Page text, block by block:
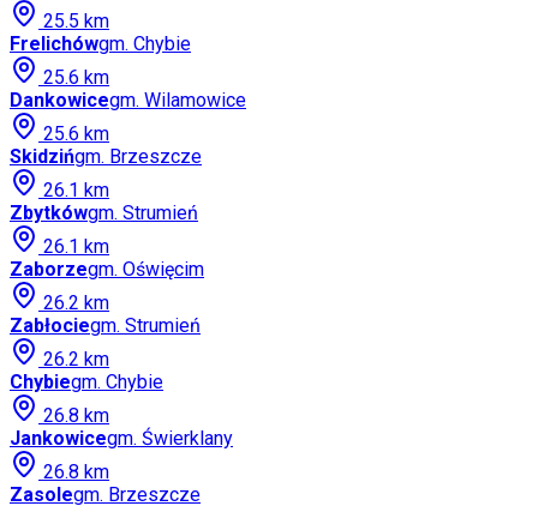
25.5 km
Frelichówgm. Chybie
25.6 km
Dankowicegm. Wilamowice
25.6 km
Skidzińgm. Brzeszcze
26.1 km
Zbytkówgm. Strumień
26.1 km
Zaborzegm. Oświęcim
26.2 km
Zabłociegm. Strumień
26.2 km
Chybiegm. Chybie
26.8 km
Jankowicegm. Świerklany
26.8 km
Zasolegm. Brzeszcze